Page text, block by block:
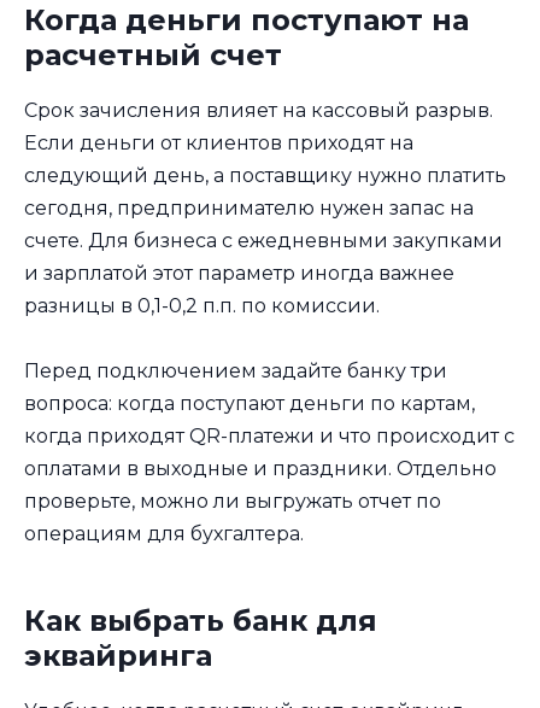
Когда деньги поступают на
расчетный счет
Срок зачисления влияет на кассовый разрыв.
Если деньги от клиентов приходят на
следующий день, а поставщику нужно платить
сегодня, предпринимателю нужен запас на
счете. Для бизнеса с ежедневными закупками
и зарплатой этот параметр иногда важнее
разницы в 0,1-0,2 п.п. по комиссии.
Перед подключением задайте банку три
вопроса: когда поступают деньги по картам,
когда приходят QR-платежи и что происходит с
оплатами в выходные и праздники. Отдельно
проверьте, можно ли выгружать отчет по
операциям для бухгалтера.
Как выбрать банк для
эквайринга